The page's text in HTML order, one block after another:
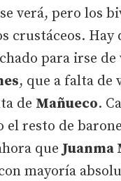
verá, pero los
crustáceos. Hay
para irse
, que a falta de
de Mañueco.
resto de
que Juanma
mayoría